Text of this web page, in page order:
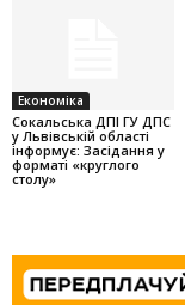
Економіка
Cокальська ДПІ ГУ ДПС
у Львівській області
інформує: Засідання у
форматі «круглого
столу»